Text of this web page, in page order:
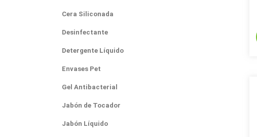
Cera Siliconada
Desinfectante
Detergente Líquido
Envases Pet
Gel Antibacterial
Jabón de Tocador
Jabón Líquido